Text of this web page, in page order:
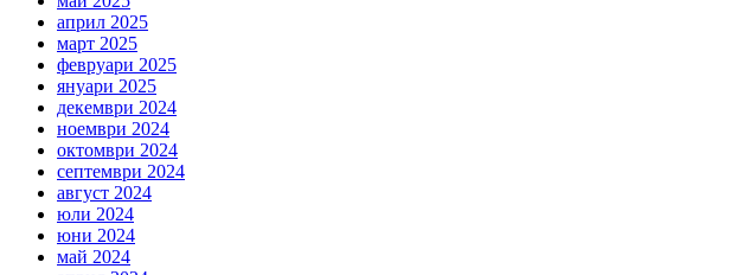
април 2025
март 2025
февруари 2025
януари 2025
декември 2024
ноември 2024
октомври 2024
септември 2024
август 2024
юли 2024
юни 2024
май 2024